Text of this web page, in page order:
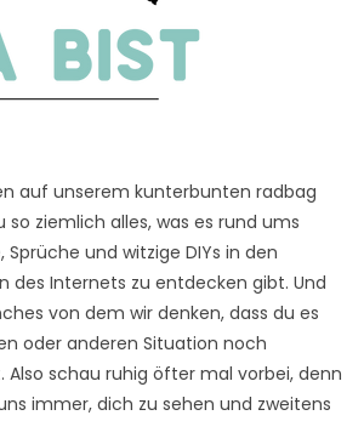
auf unserem kunterbunten radbag
so ziemlich alles, was es rund ums
und witzige DIYs in den
des Internets zu entdecken gibt. Und
von dem wir denken, dass du es
oder anderen Situation noch
schau ruhig öfter mal vorbei, denn
immer, dich zu sehen und zweitens